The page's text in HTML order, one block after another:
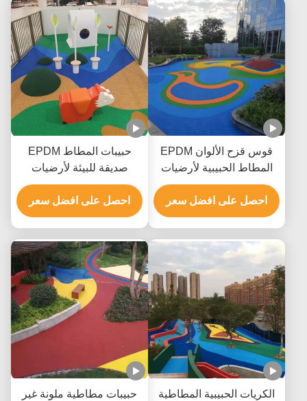
قوس قزح الألوان EPDM
المطاط الحبيبية لأرضيات
حمام السباحة Colouful
احصل على افضل سعر
حبيبات المطاط EPDM
صديقة للبيئة لأرضيات
منطقة رياض الأطفال
احصل على افضل سعر
الكريات الحبيبية المطاطية
حبيبات مطاطية ملونة غير